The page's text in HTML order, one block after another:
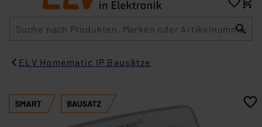
ELV Homematic IP Bausätze